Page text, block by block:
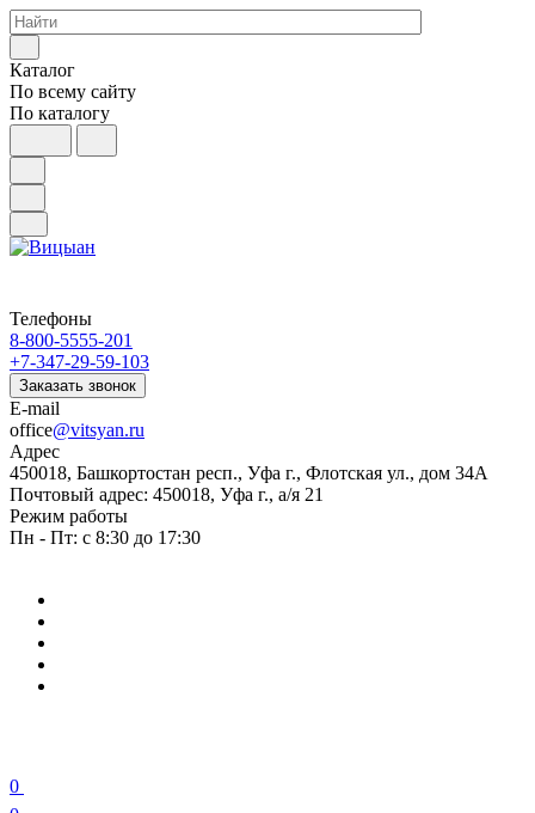
Каталог
По всему сайту
По каталогу
Телефоны
8-800-5555-201
+7-347-29-59-103
Заказать звонок
E-mail
office@vitsyan.ru
Адрес
450018, Башкортостан респ., Уфа г., Флотская ул., дом 34А
Почтовый адрес: 450018, Уфа г., а/я 21
Режим работы
Пн - Пт: с 8:30 до 17:30
0